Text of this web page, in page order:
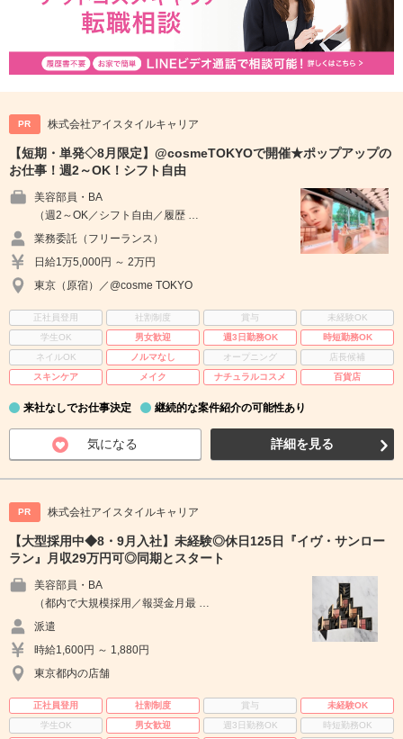
PR 株式会社アイスタイルキャリア
【短期・単発◇8月限定】@cosmeTOKYOで開催★ポップアップの
お仕事！週2～OK！シフト自由
美容部員・BA
（週2～OK／シフト自由／履歴 …
業務委託（フリーランス）
日給1万5,000円 ～ 2万円
東京（原宿）／@cosme TOKYO
正社員登用 社割制度 賞与
未経験OK
学生OK
男女歓迎 週3日勤務OK
時短勤務OK
ネイルOK
ノルマなし オープニング
店長候補
スキンケア
メイク ナチュラルコスメ 百貨店
来社なしでお仕事決定 継続的な案件紹介の可能性あり
気になる 詳細を見る
PR 株式会社アイスタイルキャリア
【大型採用中◆8・9月入社】未経験◎休日125日『イヴ・サンロー
ラン』月収29万円可◎同期とスタート
美容部員・BA
（都内で大規模採用／報奨金月最 …
派遣
時給1,600円 ～ 1,880円
東京都内の店舗
正社員登用 社割制度 賞与
未経験OK
学生OK
男女歓迎 週3日勤務OK
時短勤務OK